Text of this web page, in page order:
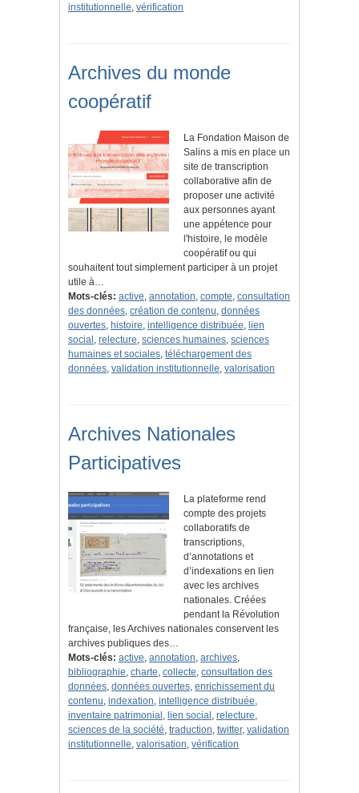
institutionnelle, vérification
Archives du monde
coopératif
La Fondation Maison de
Salins a mis en place un
site de transcription
collaborative afin de
proposer une activité
aux personnes ayant
une appétence pour
l'histoire, le modèle
coopératif ou qui
souhaitent tout simplement participer à un projet
utile à…
Mots-clés: active, annotation, compte, consultation
des données, création de contenu, données
ouvertes, histoire, intelligence distribuée, lien
social , relecture, sciences humaines, sciences
humaines et sociales, téléchargement des
données, validation institutionnelle, valorisation
Archives Nationales
Participatives
La plateforme rend
compte des projets
collaboratifs de
transcriptions,
d’annotations et
d’indexations en lien
avec les archives
nationales. Créées
pendant la Révolution
française, les Archives nationales conservent les
archives publiques des…
Mots-clés: active, annotation, archives,
bibliographie, charte, collecte, consultation des
données, données ouvertes, enrichissement du
contenu, indexation, intelligence distribuée,
inventaire patrimonial , lien social , relecture,
sciences de la société, traduction, twitter, validation
institutionnelle, valorisation, vérification